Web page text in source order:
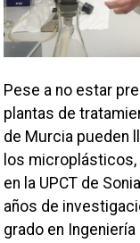
Pese a no estar
plantas de
de Murcia pueden
los
en la UPCT de
años de
grado en